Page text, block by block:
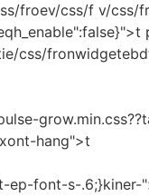
froev/css/f v/css/
css/
hang">t
ep-font-s-.6;}kiner-